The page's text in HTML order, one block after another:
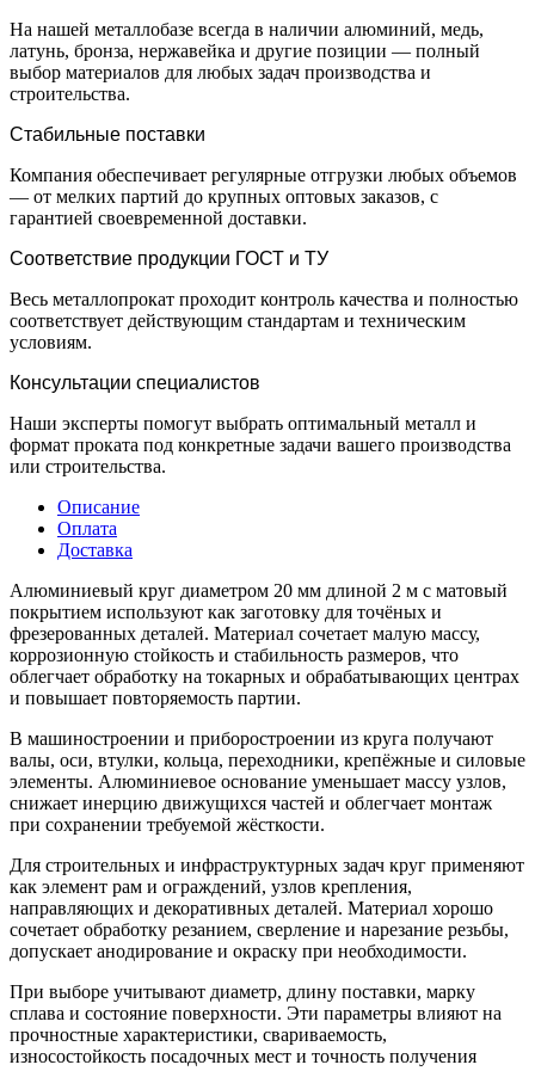
На нашей металлобазе всегда в наличии алюминий, медь,
латунь, бронза, нержавейка и другие позиции — полный
выбор материалов для любых задач производства и
строительства.
Стабильные поставки
Компания обеспечивает регулярные отгрузки любых объемов
— от мелких партий до крупных оптовых заказов, с
гарантией своевременной доставки.
Соответствие продукции ГОСТ и ТУ
Весь металлопрокат проходит контроль качества и полностью
соответствует действующим стандартам и техническим
условиям.
Консультации специалистов
Наши эксперты помогут выбрать оптимальный металл и
формат проката под конкретные задачи вашего производства
или строительства.
Описание
Оплата
Доставка
Алюминиевый круг диаметром 20 мм длиной 2 м с матовый
покрытием используют как заготовку для точёных и
фрезерованных деталей. Материал сочетает малую массу,
коррозионную стойкость и стабильность размеров, что
облегчает обработку на токарных и обрабатывающих центрах
и повышает повторяемость партии.
В машиностроении и приборостроении из круга получают
валы, оси, втулки, кольца, переходники, крепёжные и силовые
элементы. Алюминиевое основание уменьшает массу узлов,
снижает инерцию движущихся частей и облегчает монтаж
при сохранении требуемой жёсткости.
Для строительных и инфраструктурных задач круг применяют
как элемент рам и ограждений, узлов крепления,
направляющих и декоративных деталей. Материал хорошо
сочетает обработку резанием, сверление и нарезание резьбы,
допускает анодирование и окраску при необходимости.
При выборе учитывают диаметр, длину поставки, марку
сплава и состояние поверхности. Эти параметры влияют на
прочностные характеристики, свариваемость,
износостойкость посадочных мест и точность получения